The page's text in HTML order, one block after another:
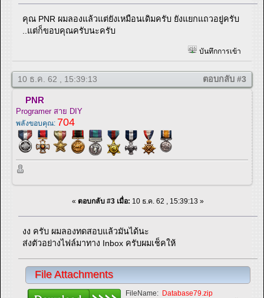
คุณ PNR ผมลองแล้วแต่ยังเหมือนเดิมครับ ยังแยกแถวอยู่ครับ
..แต่ก็ขอบคุณครับนะครับ
บันทึกการเข้า
10 ธ.ค. 62 , 15:39:13 ตอบกลับ #3
PNR
Programer สาย DIY
พลังขอบคุณ: 704
« ตอบกลับ #3 เมื่อ: 10 ธ.ค. 62 , 15:39:13 »
งง ครับ ผมลองทดสอบแล้วมันได้นะ
ส่งตัวอย่างไฟล์มาทาง Inbox ครับผมเช็คให้
File Attachments
FileName: Database79.zip